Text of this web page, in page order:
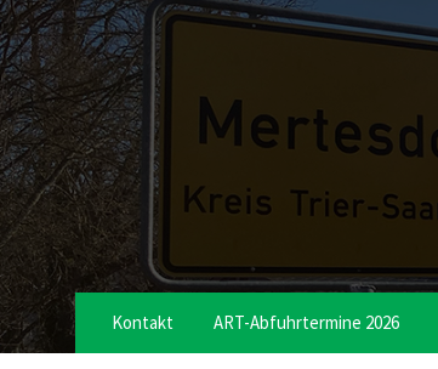
Skip
to
content
Skip
to
main
navigation
Skip
to
footer
Kontakt ART-Abfuhrtermine 2026